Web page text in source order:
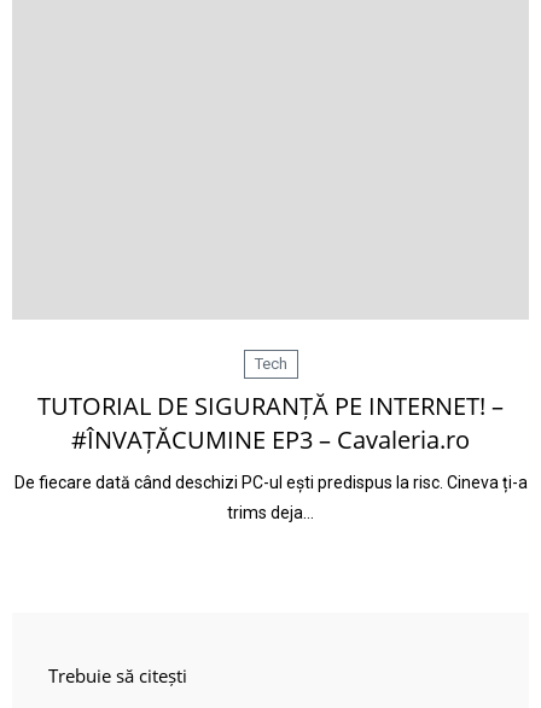
Tech
TUTORIAL DE SIGURANȚĂ PE INTERNET! –
#ÎNVAȚĂCUMINE EP3 – Cavaleria.ro
De fiecare dată când deschizi PC-ul ești predispus la risc. Cineva ți-a
trims deja…
Trebuie să citești